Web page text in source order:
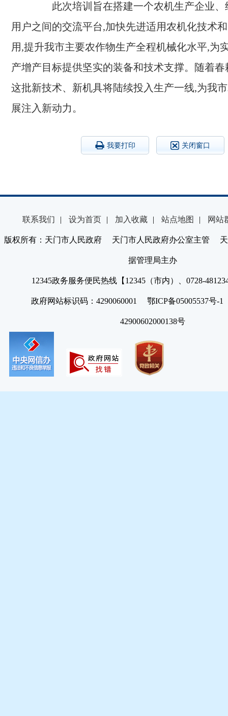
此次培训旨在搭建一个农机生产企业、
用户之间的交流平台,加快先进适用农机化技术
用,提升我市主要农作物生产全程机械化水平,为
产增产目标提供坚实的装备和技术支撑。随着
这批新技术、新机具将陆续投入生产一线,为我
展注入新动力。
我要打印 关闭窗口
联系我们 | 设为首页 | 加入收藏 | 站点地图 | 网站
版权所有：天门市人民政府 天门市人民政府办公室主管 天
据管理局主办
12345政务服务便民热线【12345（市内）、0728-
政府网站标识码：4290060001 鄂ICP备05005537号
42900602000138号